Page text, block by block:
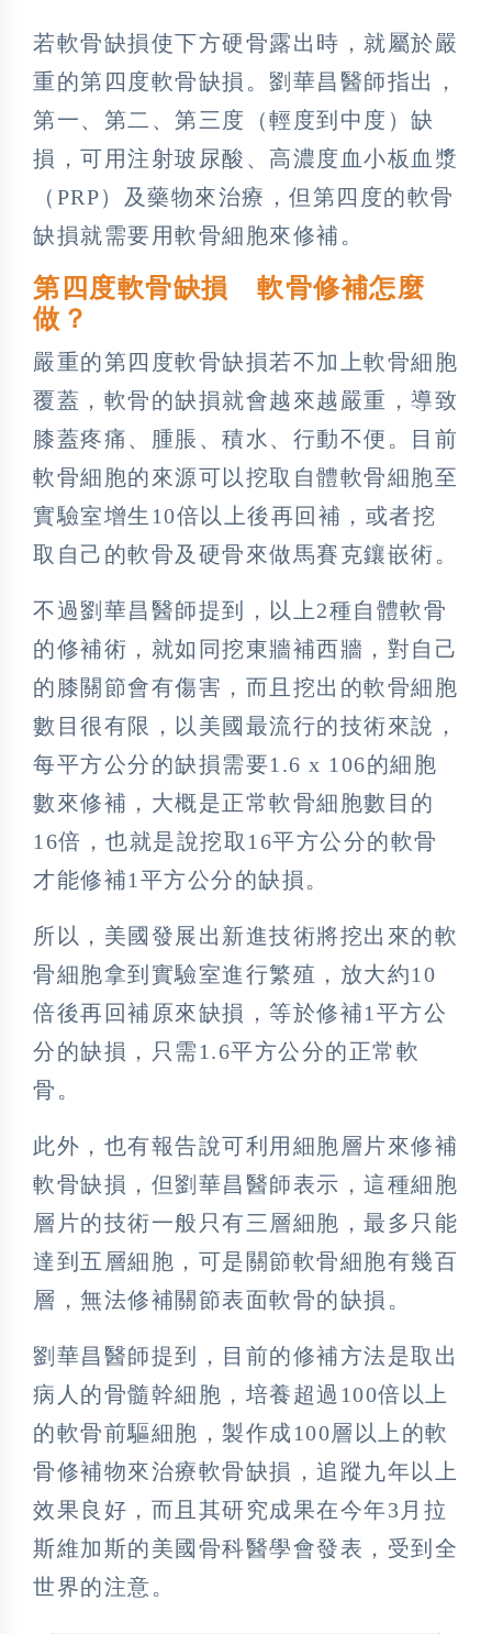
若軟骨缺損使下方硬骨露出時，就屬於嚴
重的第四度軟骨缺損。劉華昌醫師指出，
第一、第二、第三度（輕度到中度）缺
損，可用注射玻尿酸、高濃度血小板血漿
（PRP）及藥物來治療，但第四度的軟骨
缺損就需要用軟骨細胞來修補。
第四度軟骨缺損 軟骨修補怎麼
做？
嚴重的第四度軟骨缺損若不加上軟骨細胞
覆蓋，軟骨的缺損就會越來越嚴重，導致
膝蓋疼痛、腫脹、積水、行動不便。目前
軟骨細胞的來源可以挖取自體軟骨細胞至
實驗室增生10倍以上後再回補，或者挖
取自己的軟骨及硬骨來做馬賽克鑲嵌術。
不過劉華昌醫師提到，以上2種自體軟骨
的修補術，就如同挖東牆補西牆，對自己
的膝關節會有傷害，而且挖出的軟骨細胞
數目很有限，以美國最流行的技術來說，
每平方公分的缺損需要1.6 x 106的細胞
數來修補，大概是正常軟骨細胞數目的
16倍，也就是說挖取16平方公分的軟骨
才能修補1平方公分的缺損。
所以，美國發展出新進技術將挖出來的軟
骨細胞拿到實驗室進行繁殖，放大約10
倍後再回補原來缺損，等於修補1平方公
分的缺損，只需1.6平方公分的正常軟
骨。
此外，也有報告說可利用細胞層片來修補
軟骨缺損，但劉華昌醫師表示，這種細胞
層片的技術一般只有三層細胞，最多只能
達到五層細胞，可是關節軟骨細胞有幾百
層，無法修補關節表面軟骨的缺損。
劉華昌醫師提到，目前的修補方法是取出
病人的骨髓幹細胞，培養超過100倍以上
的軟骨前驅細胞，製作成100層以上的軟
骨修補物來治療軟骨缺損，追蹤九年以上
效果良好，而且其研究成果在今年3月拉
斯維加斯的美國骨科醫學會發表，受到全
世界的注意。